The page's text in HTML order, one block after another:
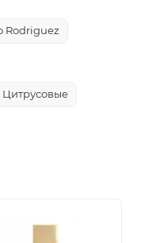
Rodriguez
Цитрусовые